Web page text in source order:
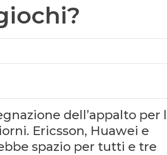
dell’appalto per
Ericsson, Huawei e
spazio per tutti e tre